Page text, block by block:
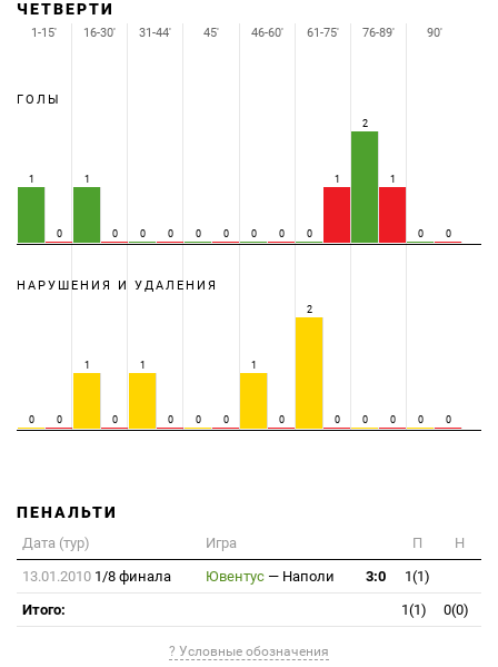
ЧЕТВЕРТИ
ГОЛЫ
1
0
1
0 0 0 0 0 0 0 0
1
2
1
0 0
НАРУШЕНИЯ И УДАЛЕНИЯ
0 0
1
0
1
0 0 0
1
0
2
0 0 0 0 0
1-15' 16-30' 31-44' 45' 46-60' 61-75' 76-89' 90'
ПЕНАЛЬТИ
Дата (тур) Игра П
Н
13.01.2010 1/8 финала Ювентус — Наполи 3:0
1(1)
Итого:
1(1) 0(0)
? Условные обозначения